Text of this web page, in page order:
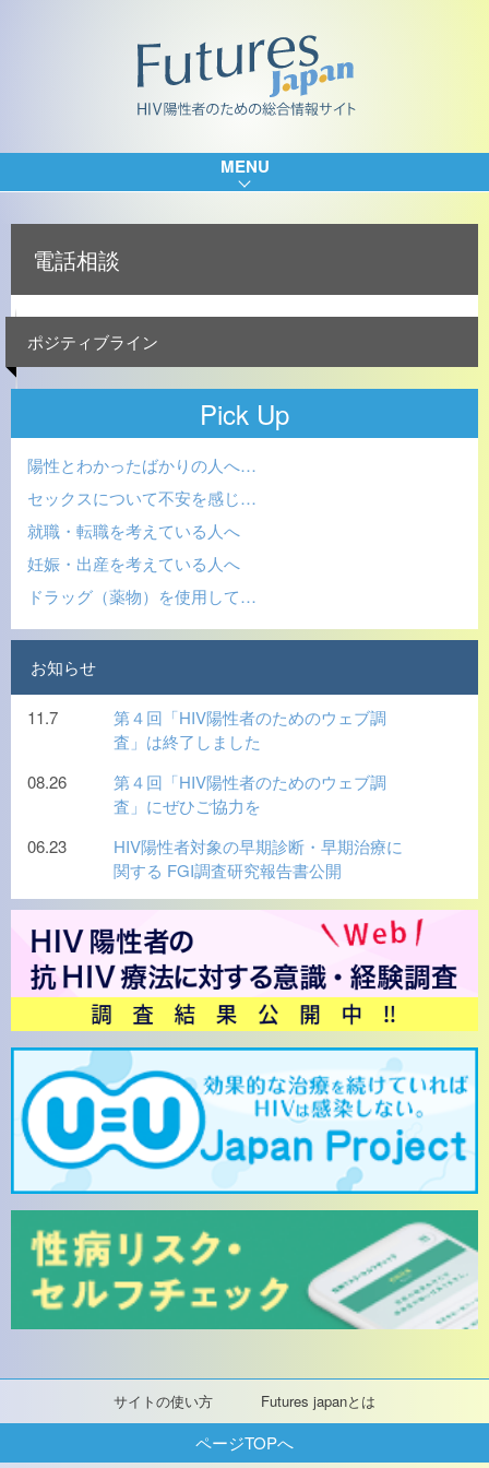
サイトの使い方 Futures japanとは
MENU
電話相談
ポジティブライン
Pick Up
陽性とわかったばかりの人へ…
セックスについて不安を感じ…
就職・転職を考えている人へ
妊娠・出産を考えている人へ
ドラッグ（薬物）を使用して…
お知らせ
11.7
第４回「HIV陽性者のためのウェブ調
査」は終了しました
08.26
第４回「HIV陽性者のためのウェブ調
査」にぜひご協力を
06.23
HIV陽性者対象の早期診断・早期治療に
関する FGI調査研究報告書公開
ページTOPへ